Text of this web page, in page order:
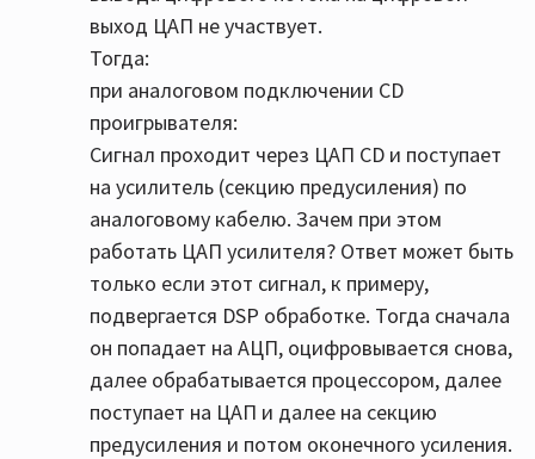
вероятностью 100% также обрабатывается
ЦАПом самого плеера ибо это не транспорт, а
плеер.
Чисто практически разница между аналогом и
toslink есть и её слышно на моей аппаратуре.
выход ЦАП не участвует.
Тогда:
при аналоговом подключении CD
проигрывателя:
Сигнал проходит через ЦАП CD и поступает
на усилитель (секцию предусиления) по
аналоговому кабелю. Зачем при этом
работать ЦАП усилителя? Ответ может быть
только если этот сигнал, к примеру,
подвергается DSP обработке. Тогда сначала
он попадает на АЦП, оцифровывается снова,
далее обрабатывается процессором, далее
поступает на ЦАП и далее на секцию
предусиления и потом оконечного усиления.